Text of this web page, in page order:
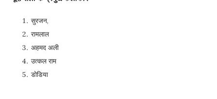
सुरजन,
रामलाल
अहमद अली
उत्कल राम
डोडिया